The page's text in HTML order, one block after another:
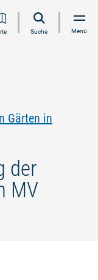
Suche Menü
Gärten in
der
MV